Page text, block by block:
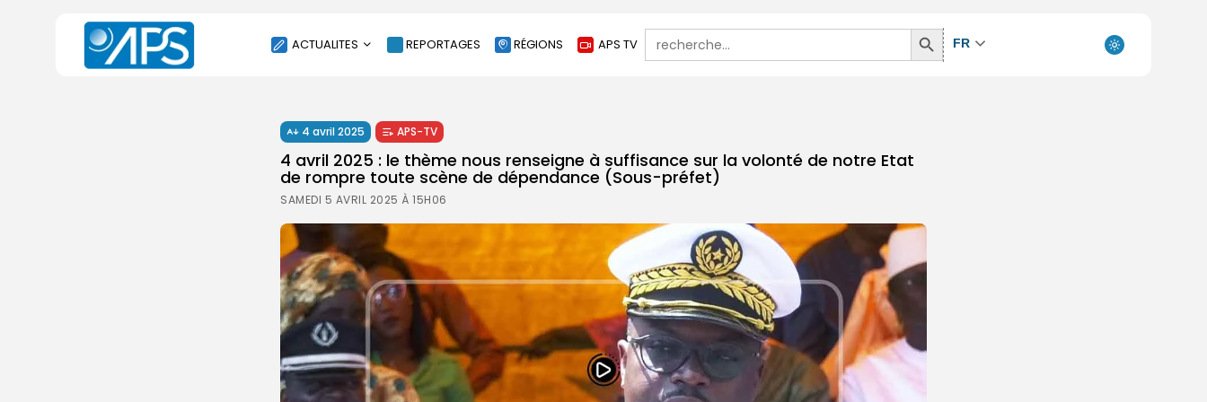
ACTUALITES
SOCIÉTÉ
ÉCONOMIE
CULTURE
ENVIRONNEMENT
INTERNATIONAL
AGENDA
SANTE
REPORTAGES RÉGIONS APS TV
Search
for:
Search
Button
FR
4 avril 2025 APS-TV
4 avril 2025 : le thème nous renseigne à suffisance sur la volonté de notre Etat
de rompre toute scène de dépendance (Sous-préfet)
SAMEDI 5 AVRIL 2025 À 15H06